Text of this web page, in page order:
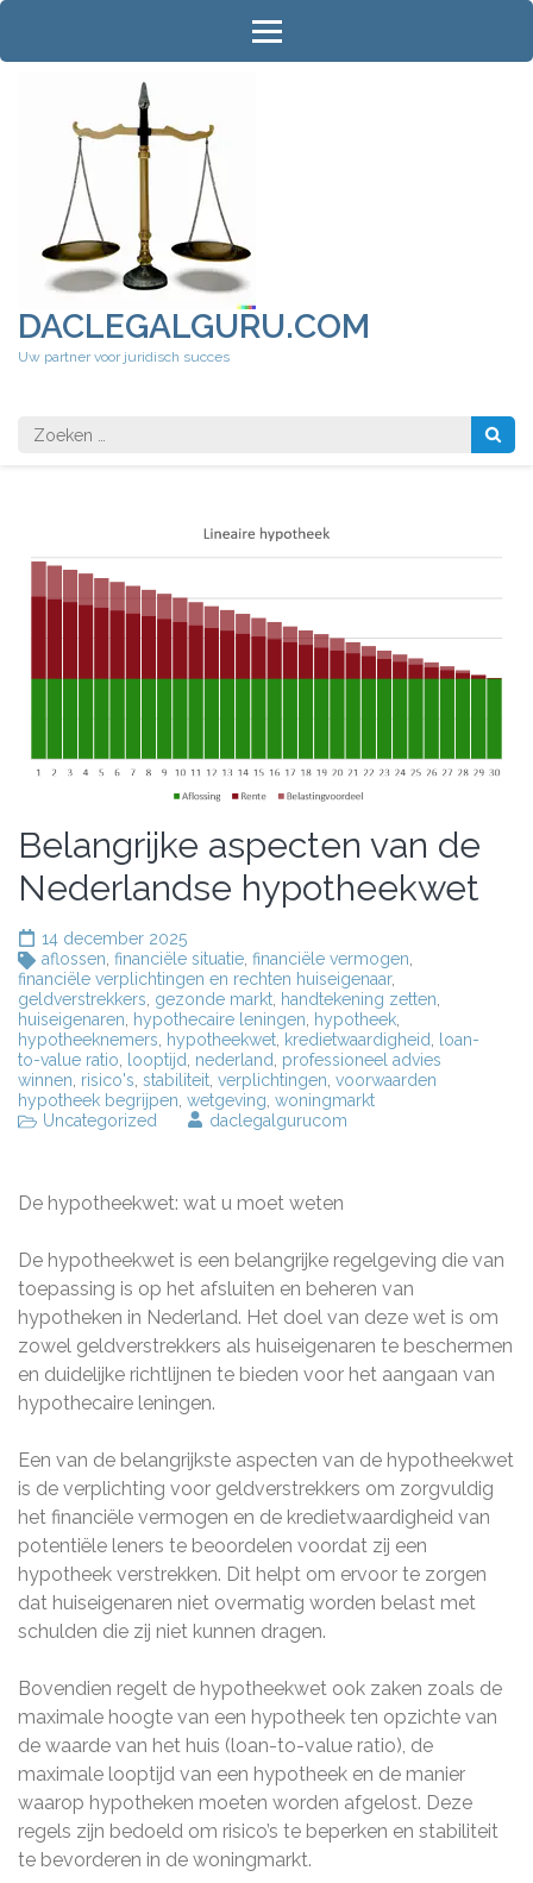
Ga
inhoud
DACLEGALGURU.COM
Uw partner voor juridisch succes
Zoeken
naar:
Belangrijke aspecten van de
Nederlandse hypotheekwet
14 december 2025
aflossen financiële situatie financiële vermogen
financiële verplichtingen en rechten huiseigenaar,
geldverstrekkers gezonde markt handtekening zetten
huiseigenaren
hypothecaire leningen hypotheek
hypotheeknemers
hypotheekwet kredietwaardigheid
loan-
to-value ratio
looptijd nederland
professioneel advies
winnen risico's stabiliteit verplichtingen voorwaarden
hypotheek begrijpen wetgeving woningmarkt
Uncategorized
daclegalgurucom
De hypotheekwet: wat u moet weten
De hypotheekwet is een belangrijke regelgeving die van
toepassing is op het afsluiten en beheren van
hypotheken in Nederland. Het doel van deze wet is om
zowel geldverstrekkers als huiseigenaren te beschermen
en duidelijke richtlijnen te bieden voor het aangaan van
hypothecaire leningen.
Een van de belangrijkste aspecten van de hypotheekwet
is de verplichting voor geldverstrekkers om zorgvuldig
het financiële vermogen en de kredietwaardigheid van
potentiële leners te beoordelen voordat zij een
hypotheek verstrekken. Dit helpt om ervoor te zorgen
dat huiseigenaren niet overmatig worden belast met
schulden die zij niet kunnen dragen.
Bovendien regelt de hypotheekwet ook zaken zoals de
maximale hoogte van een hypotheek ten opzichte van
de waarde van het huis (loan-to-value ratio), de
maximale looptijd van een hypotheek en de manier
waarop hypotheken moeten worden afgelost. Deze
regels zijn bedoeld om risico’s te beperken en stabiliteit
te bevorderen in de woningmarkt.